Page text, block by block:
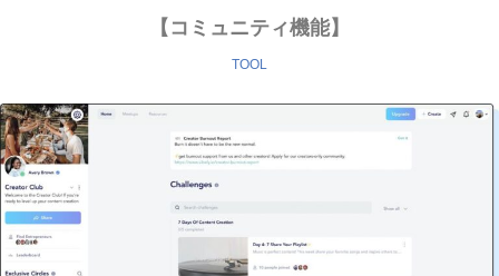
【コミュニティ機能】
TOOL